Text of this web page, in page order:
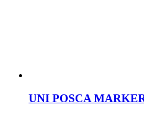
UNI POSCA